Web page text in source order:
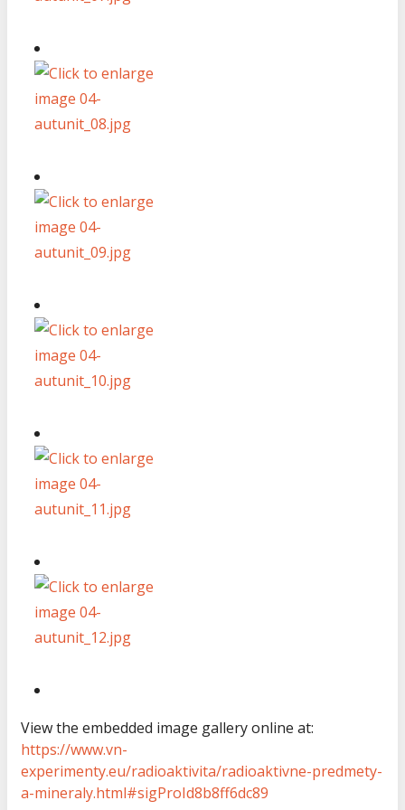
View the embedded image gallery online at:
https://www.vn-
experimenty.eu/radioaktivita/radioaktivne-predmety-
a-mineraly.html#sigProId8b8ff6dc89